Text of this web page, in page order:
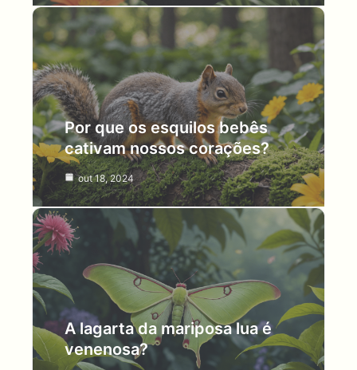
Por que os esquilos bebês
cativam nossos corações?
out 18, 2024
A lagarta da mariposa lua é
venenosa?